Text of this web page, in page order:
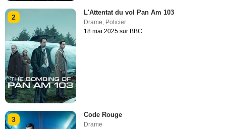
2
L'Attentat du vol Pan Am 103
Drame, Policier
18 mai 2025 sur BBC
3
Code Rouge
Drame